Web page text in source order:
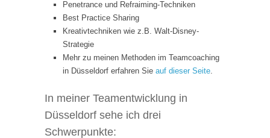
Penetrance und Refraiming-Techniken
Best Practice Sharing
Kreativtechniken wie z.B. Walt-Disney-
Strategie
Mehr zu meinen Methoden im Teamcoaching
in Düsseldorf erfahren Sie auf dieser Seite.
In meiner Teamentwicklung in
Düsseldorf sehe ich drei
Schwerpunkte: